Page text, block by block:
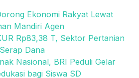
Ekonomi Rakyat Lewat
Mandiri Agen
Rp83,38 T, Sektor Pertanian
Dana
Nasional, BRI Peduli Gelar
bagi Siswa SD